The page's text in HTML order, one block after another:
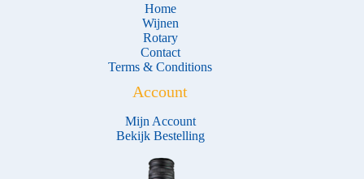
Home
Wijnen
Rotary
Contact
Terms & Conditions
Account
Mijn Account
Bekijk Bestelling